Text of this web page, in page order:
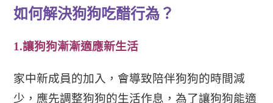
如何解決狗狗吃醋行為？
1.讓狗狗漸漸適應新生活
家中新成員的加入，會導致陪伴狗狗的時間減
少，應先調整狗狗的生活作息，為了讓狗狗能適